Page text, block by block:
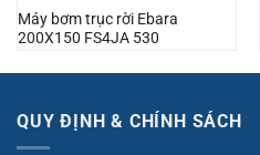
Máy bơm trục rời Ebara
200X150 FS4JA 530
QUY ĐỊNH & CHÍNH SÁCH